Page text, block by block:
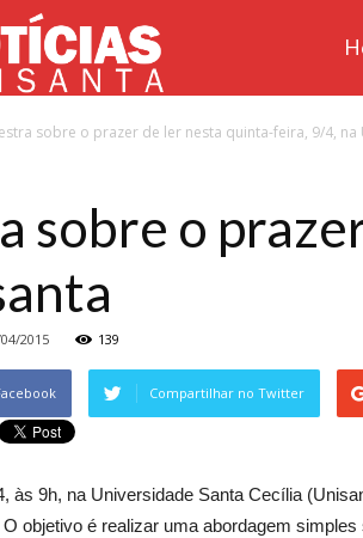
Unisanta
sobre o prazer de ler nesta quinta-feira, 9/4, na
sobre o
2015 139
Compartilhar no Twitter
às 9h, na Universidade Santa Cecília
objetivo é realizar uma abordagem